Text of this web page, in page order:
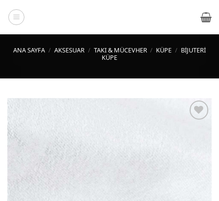
atla
ANA SAYFA / AKSESUAR / TAKI & MÜCEVHER / KÜPE / BIJUTERI
KÜPE